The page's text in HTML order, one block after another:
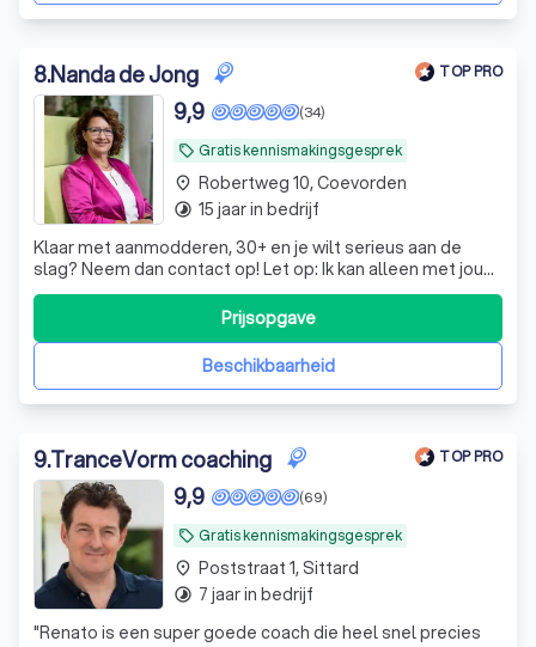
8.Nanda de Jong TOP PRO
local_offer Gratis kennismakingsgesprek
(34)
9,9
Klaar met aanmodderen, 30+ en je wilt serieus aan de
slag? Neem dan contact op! Let op: Ik kan alleen met jou
werken als jij zelf mag beslissen of je met mij aan de slag
Beschikbaarheid
Prijsopgave
place Robertweg 10, Coevorden
timelapse 15 jaar in bedrijf
9.TranceVorm coaching TOP PRO
local_offer Gratis kennismakingsgesprek
(69)
9,9
"Renato is een super goede coach die heel snel precies
place Poststraat 1, Sittard
timelapse 7 jaar in bedrijf